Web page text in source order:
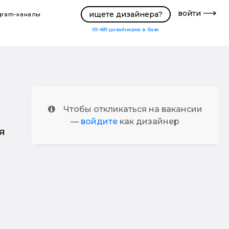
каналы ищете дизайнера?
69 489 дизайнеров в базе
войти
Чтобы откликаться на вакансии
— войдите как дизайнер